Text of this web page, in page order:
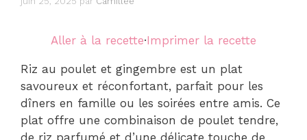
Aller à la recette·Imprimer la recette
Riz au poulet et gingembre est un plat
savoureux et réconfortant, parfait pour les
dîners en famille ou les soirées entre amis. Ce
plat offre une combinaison de poulet tendre,
de riz parfumé et d’une délicate touche de